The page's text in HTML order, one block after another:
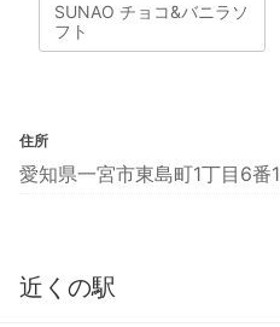
SUNAO チョコ&バニラソ
フト
住所
愛知県一宮市東島町1丁目6番1
近くの駅